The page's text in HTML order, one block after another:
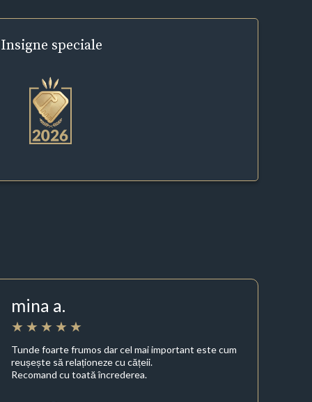
Insigne speciale
mina a.
Tunde foarte frumos dar cel mai important este cum
reușește să relaționeze cu cățeii.
Recomand cu toată încrederea.